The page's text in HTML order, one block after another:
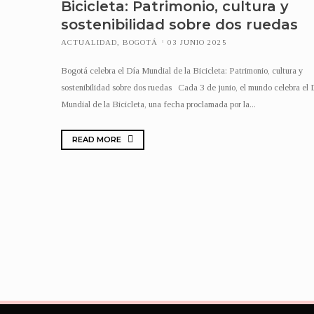
Bicicleta: Patrimonio, cultura y
sostenibilidad sobre dos ruedas
ACTUALIDAD BOGOTÁ 03 JUNIO 2025
Bogotá celebra el Día Mundial de la Bicicleta: Patrimonio, cultura y
sostenibilidad sobre dos ruedas Cada 3 de junio, el mundo celebra el
Mundial de la Bicicleta, una fecha proclamada por la...
READ MORE